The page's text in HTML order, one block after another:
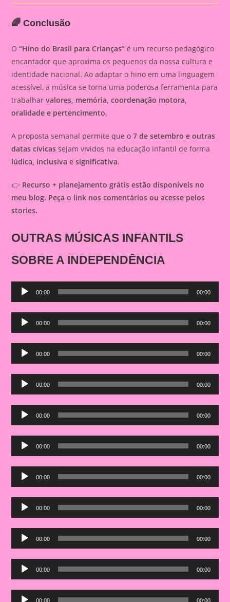
🌈 Conclusão
O“Hino do Brasil para Crianças” é um recurso pedagógico
encantador que aproxima os pequenos da nossa cultura e
identidade nacional. Ao adaptar o hino em uma linguagem
acessível, a música se torna uma poderosa ferramenta para
trabalharvalores, memória, coordenação motora,
oralidade e pertencimento.
A proposta semanal permite que o7 de setembro e outras
datas cívicas sejam vividos na educação infantil de forma
lúdica, inclusiva e significativa.
👉 Recurso + planejamento grátis estão disponíveis no
meu blog. Peça o link nos comentários ou acesse pelos
stories.
OUTRAS MÚSICAS INFANTILS
SOBRE A INDEPENDÊNCIA
Audio
Player
00:00 00:00
Audio
Player
00:00 00:00
Audio
Player
00:00 00:00
Audio
Player
00:00 00:00
Audio
Player
00:00 00:00
Audio
Player
00:00 00:00
Audio
Player
00:00 00:00
Audio
Player
00:00 00:00
Audio
Player
00:00 00:00
Audio
Player
00:00 00:00
Audio 00:00 00:00